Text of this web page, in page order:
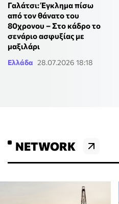
Γαλάτσι: Έγκλημα πίσω
από τον θάνατο του
80χρονου – Στο κάδρο το
σενάριο ασφυξίας με
μαξιλάρι
Ελλάδα 28.07.2026 18:18
NETWORK